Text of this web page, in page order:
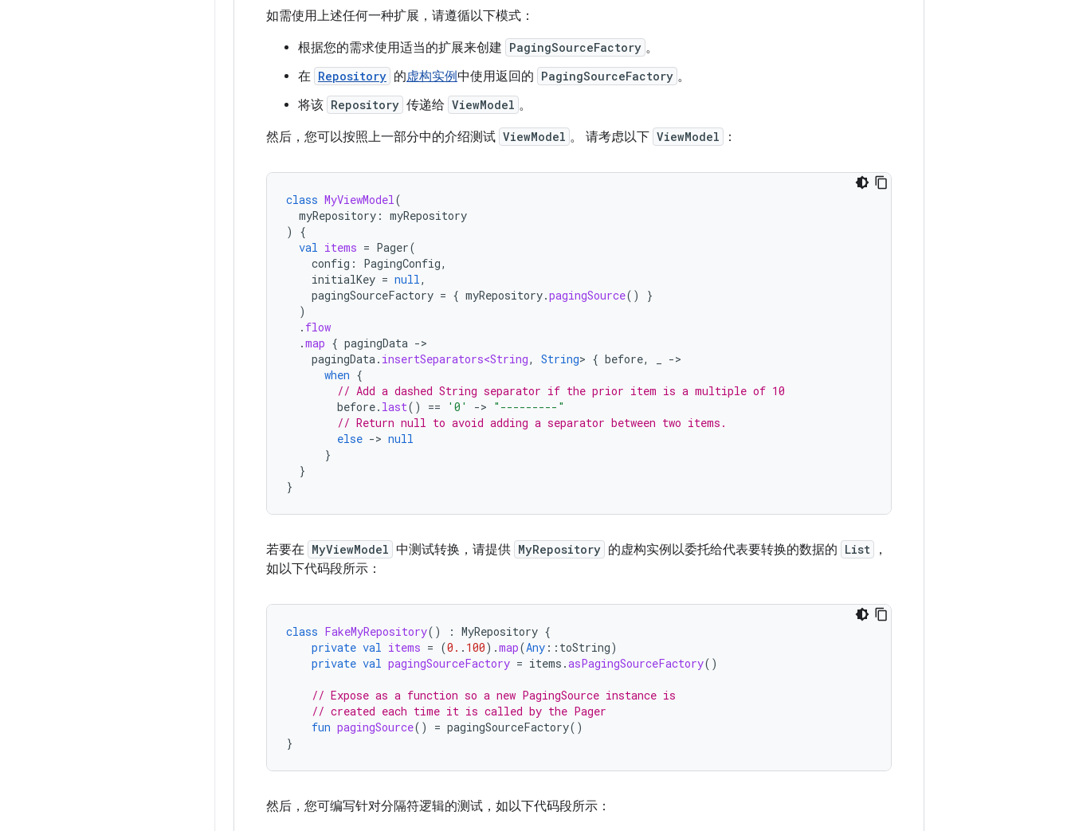
如需使用上述任何一种扩展，请遵循以下模式：
根据您的需求使用适当的扩展来创建 PagingSourceFactory 。
在 Repository 的虚构实例中使用返回的 PagingSourceFactory 。
将该 Repository 传递给 ViewModel 。
然后，您可以按照上一部分中的介绍测试 ViewModel 。 请考虑以下 ViewModel ：
class MyViewModel(
myRepository : myRepository
)
{
val items = Pager(
config : PagingConfig,
initialKey = null,
pagingSourceFactory = { myRepository.pagingSource()
}
)
. flow
.map { pagingData -
pagingData. insertSeparators<String, String> { before, -
when {
// Add a dashed String separator if the prior item is a multiple of 10
before. last() == '0' -> "---------"
// Return null to avoid adding a separator between two items.
else -> null
}
}
}
若要在 MyViewModel 中测试转换，请提供 MyRepository 的虚构实例以委托给代表要转换的数据的 List
，
如以下代码段所示：
class FakeMyRepository() : MyRepository {
private val items = (0. . 100).map(Any :: toString)
private val pagingSourceFactory = items .asPagingSourceFactory()
// Expose as a function so a new PagingSource instance is
// created each time it is called by the Pager
fun pagingSource() = pagingSourceFactory()
}
然后，您可编写针对分隔符逻辑的测试，如以下代码段所示：